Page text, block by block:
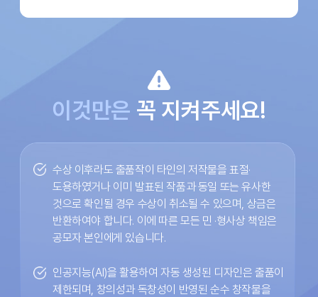
이것만은 꼭 지켜주세요!
수상 이후라도 출품작이 타인의 저작물을 표절·
도용하였거나 이미 발표된 작품과 동일 또는 유사한
것으로 확인될 경우 수상이 취소될 수 있으며, 상금은
반환하여야 합니다. 이에 따른 모든 민 ·형사상 책임은
공모자 본인에게 있습니다.
인공지능(AI)을 활용하여 자동 생성된 디자인은 출품이
제한되며, 창의성과 독창성이 반영된 순수 창작물을